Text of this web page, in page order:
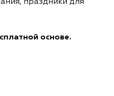
праздники для
основе.